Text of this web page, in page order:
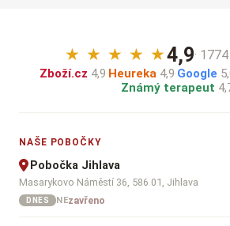
★ ★ ★ ★ ★4,9·
Zboží.cz 4,9·Heureka 4,9·Google
Známý terapeut
NAŠE POBOČKY
Pobočka Jihlava
Masarykovo Náměstí 36, 586 01, Jihlava
DNES NEzavřeno